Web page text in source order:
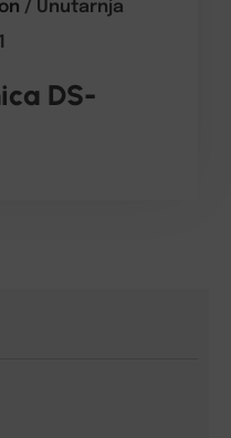
/ Unutarnja
DS-